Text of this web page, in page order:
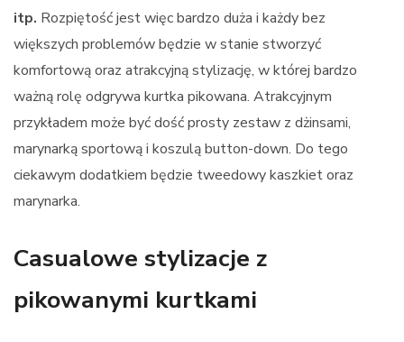
itp. Rozpiętość jest więc bardzo duża i każdy bez
większych problemów będzie w stanie stworzyć
komfortową oraz atrakcyjną stylizację, w której bardzo
ważną rolę odgrywa kurtka pikowana. Atrakcyjnym
przykładem może być dość prosty zestaw z dżinsami,
marynarką sportową i koszulą button-down. Do tego
ciekawym dodatkiem będzie tweedowy kaszkiet oraz
marynarka.
Casualowe stylizacje z
pikowanymi kurtkami